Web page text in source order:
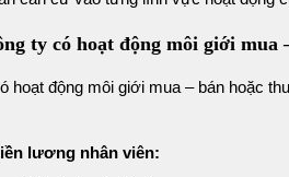
ty có hoạt động môi giới mua
động môi giới mua – bán hoặc
lương nhân viên: